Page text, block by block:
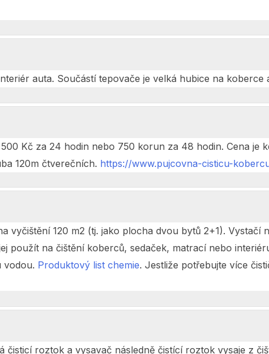
auta. Součástí tepovače je velká hubice na koberce
Kč za 24 hodin nebo 750 korun za 48 hodin. Cena je
120m čtverečních. https://www.pujcovna-cisticu-
vyčištění 120 m2 (tj. jako plocha dvou bytů 2+1).
použít na čištění koberců, sedaček, matrací nebo
vodou. Produktový list chemie. Jestliže potřebujte více
roztok a vysavač následně čistící roztok vysaje z